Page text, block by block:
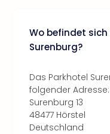
Wo befindet
Surenburg?
Das Parkhotel
folgender Adresse:
Surenburg 13
48477 Hörstel
Deutschland